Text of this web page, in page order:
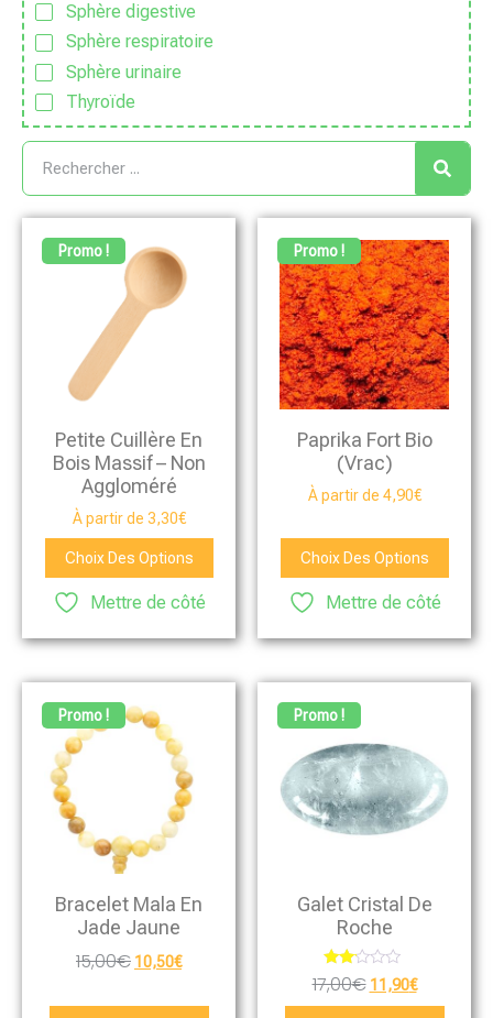
Sphère digestive
Sphère respiratoire
Sphère urinaire
Thyroïde
Promo !
Petite Cuillère En
Bois Massif – Non
Aggloméré
À partir de 3,30€
Choix Des Options
Mettre de côté
Promo !
Paprika Fort Bio
(vrac)
À partir de 4,90€
Choix Des Options
Mettre de côté
Promo !
Bracelet Mala En
Jade Jaune
15,00€ 10,50€
Promo !
Galet Cristal De
Roche
Note
2.00
sur
17,00€ 11,90€